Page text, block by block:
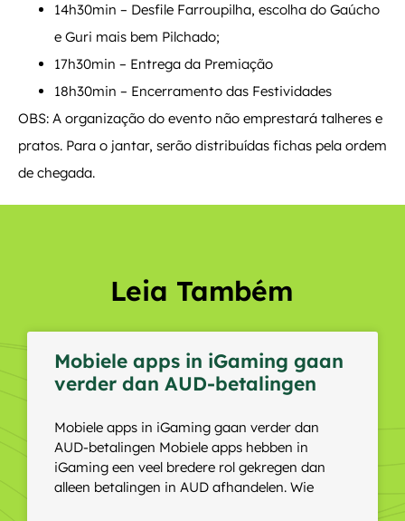
14h30min – Desfile Farroupilha, escolha do Gaúcho
e Guri mais bem Pilchado;
17h30min – Entrega da Premiação
18h30min – Encerramento das Festividades
OBS: A organização do evento não emprestará talheres e
pratos. Para o jantar, serão distribuídas fichas pela ordem
de chegada.
Leia Também
Mobiele apps in iGaming gaan
verder dan AUD-betalingen
Mobiele apps in iGaming gaan verder dan
AUD-betalingen Mobiele apps hebben in
iGaming een veel bredere rol gekregen dan
alleen betalingen in AUD afhandelen. Wie